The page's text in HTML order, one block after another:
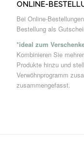
ONLINE-
Bei Online-
Bestellung als
*ideal zum
Kombinieren Sie
Produkte hinzu und
Verwöhnprogramm
zusammengefasst.